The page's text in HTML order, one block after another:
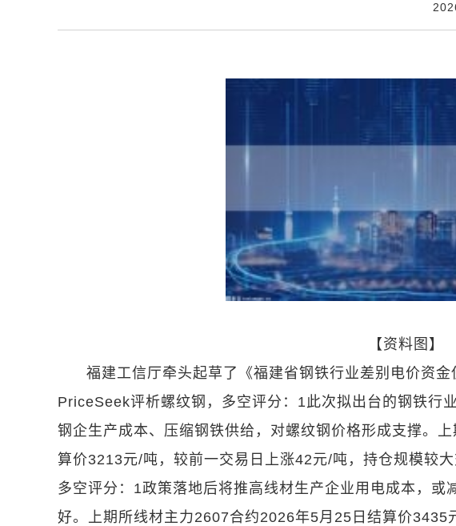
【资料图】
福建工信厅牵头起草了《福建省钢铁行业差别电价资金
PriceSeek评析螺纹钢，多空评分：1此次拟出台的钢铁行
钢企生产成本、压缩钢铁供给，对螺纹钢价格形成支撑。
算价3213元/吨，较前一交易日上涨42元/吨，持仓规模较
多空评分：1政策落地后将推高线材生产企业用电成本，或
好。上期所线材主力2607合约2026年5月25日结算价3435